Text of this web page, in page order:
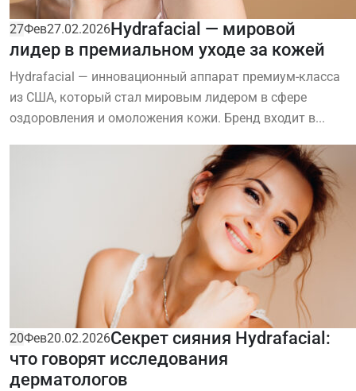
27Фев27.02.2026Hydrafacial — мировой
лидер в премиальном уходе за кожей
Hydrafacial — инновационный аппарат премиум-класса
из США, который стал мировым лидером в сфере
оздоровления и омоложения кожи. Бренд входит в...
20Фев20.02.2026Секрет сияния Hydrafacial:
что говорят исследования
дерматологов